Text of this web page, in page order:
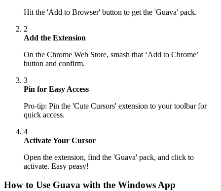
Hit the 'Add to Browser' button to get the 'Guava' pack.
2
Add the Extension
On the Chrome Web Store, smash that ‘Add to Chrome’
button and confirm.
3
Pin for Easy Access
Pro-tip: Pin the 'Cute Cursors' extension to your toolbar for
quick access.
4
Activate Your Cursor
Open the extension, find the 'Guava' pack, and click to
activate. Easy peasy!
How to Use Guava with the Windows App